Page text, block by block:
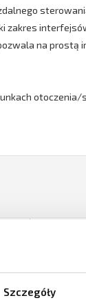
Szczegóły
zakres
na